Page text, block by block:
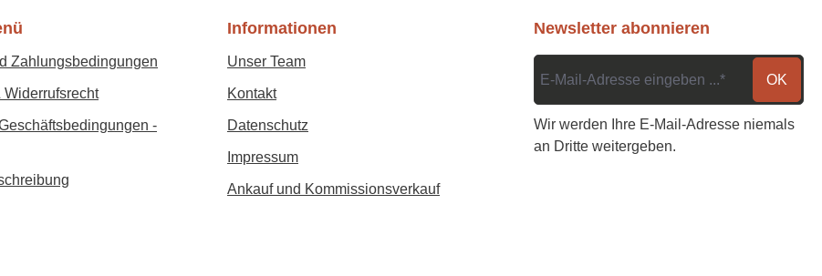
Zahlungsbedingungen
Widerrufsrecht
-
Informationen
Unser Team
Kontakt
Datenschutz
Impressum
Ankauf und Kommissionsverkauf
Newsletter abonnieren
OK
Wir werden Ihre E-Mail-Adresse niemals
an Dritte weitergeben.